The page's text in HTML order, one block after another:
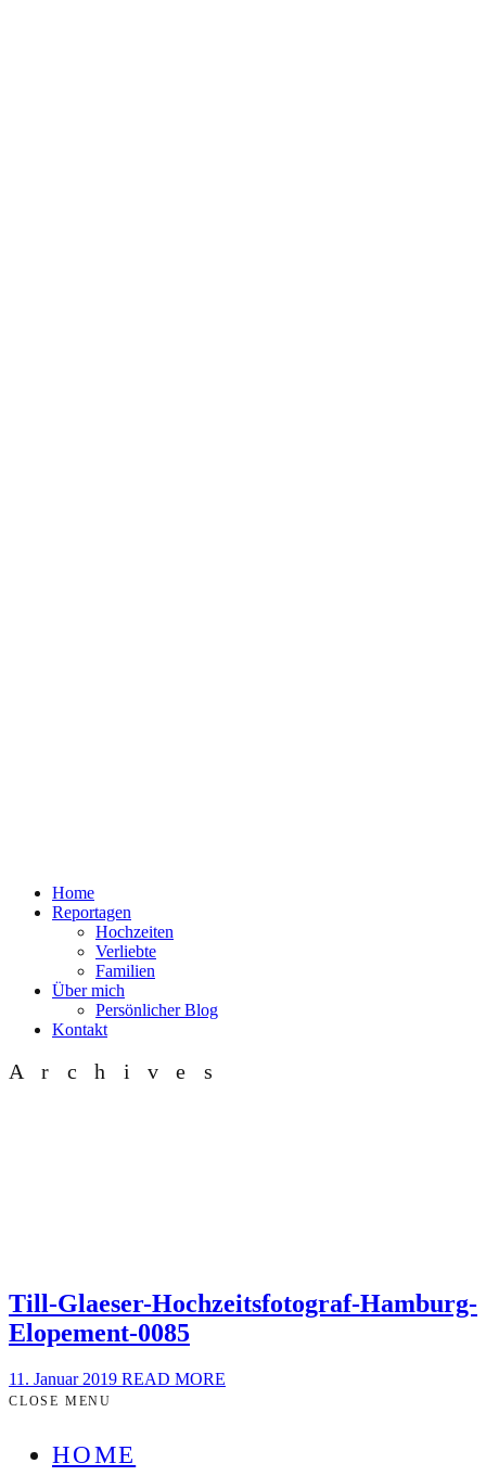
Home
Reportagen
Hochzeiten
Verliebte
Familien
Über mich
Persönlicher Blog
Kontakt
Archives
Till-Glaeser-Hochzeitsfotograf-Hamburg-
Elopement-0085
11. Januar 2019 READ MORE
CLOSE MENU
HOME